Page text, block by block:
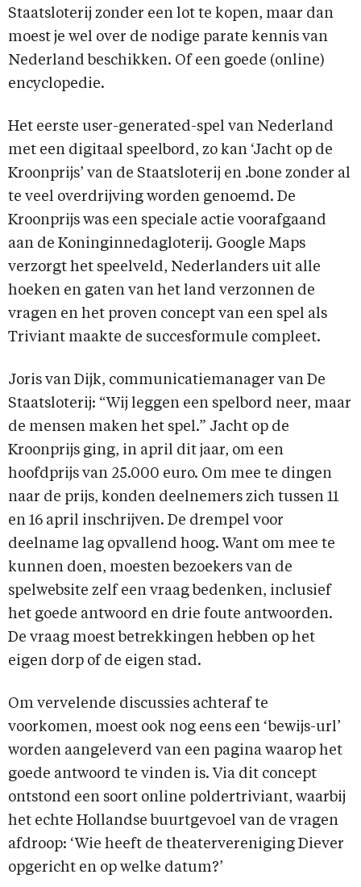
Staatsloterij zonder een lot te kopen, maar dan
moest je wel over de nodige parate kennis van
Nederland beschikken. Of een goede (online)
encyclopedie.
Het eerste user-generated-spel van Nederland
met een digitaal speelbord, zo kan ‘Jacht op de
Kroonprijs’ van de Staatsloterij en .bone zonder al
te veel overdrijving worden genoemd. De
Kroonprijs was een speciale actie voorafgaand
aan de Koninginnedagloterij. Google Maps
verzorgt het speelveld, Nederlanders uit alle
hoeken en gaten van het land verzonnen de
vragen en het proven concept van een spel als
Triviant maakte de succesformule compleet.
Joris van Dijk, communicatiemanager van De
Staatsloterij: “Wij leggen een spelbord neer, maar
de mensen maken het spel.” Jacht op de
Kroonprijs ging, in april dit jaar, om een
hoofdprijs van 25.000 euro. Om mee te dingen
naar de prijs, konden deelnemers zich tussen 11
en 16 april inschrijven. De drempel voor
deelname lag opvallend hoog. Want om mee te
kunnen doen, moesten bezoekers van de
spelwebsite zelf een vraag bedenken, inclusief
het goede antwoord en drie foute antwoorden.
De vraag moest betrekkingen hebben op het
eigen dorp of de eigen stad.
Om vervelende discussies achteraf te
voorkomen, moest ook nog eens een ‘bewijs-url’
worden aangeleverd van een pagina waarop het
goede antwoord te vinden is. Via dit concept
ontstond een soort online poldertriviant, waarbij
het echte Hollandse buurtgevoel van de vragen
afdroop: ‘Wie heeft de theatervereniging Diever
opgericht en op welke datum?’